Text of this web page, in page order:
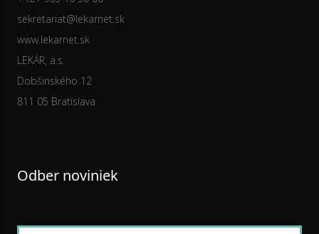
sekretariat@lekarnet.sk
www.lekarnet.sk
LEKÁR, a.s.
Dobšinského 12
811 05 Bratislava
Odber noviniek